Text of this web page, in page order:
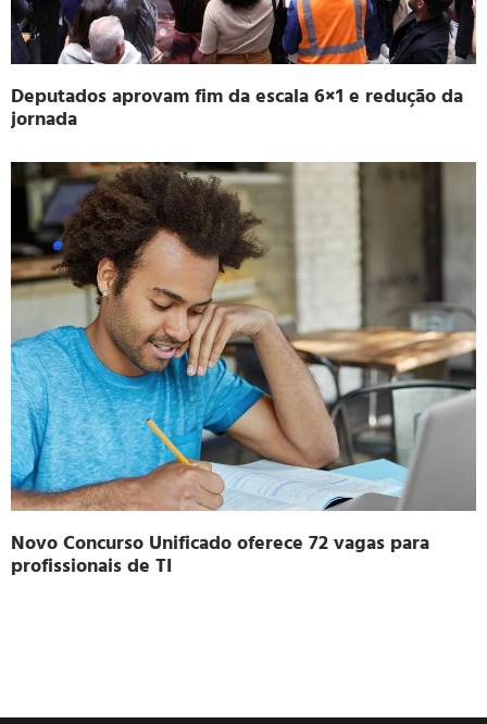
Deputados aprovam fim da escala 6×1 e redução da
jornada
Novo Concurso Unificado oferece 72 vagas para
profissionais de TI